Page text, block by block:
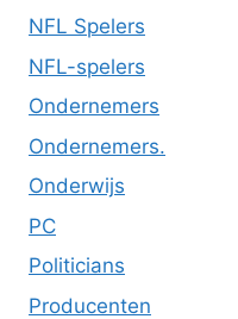
NFL Spelers
NFL-spelers
Ondernemers
Ondernemers.
Onderwijs
PC
Politicians
Producenten